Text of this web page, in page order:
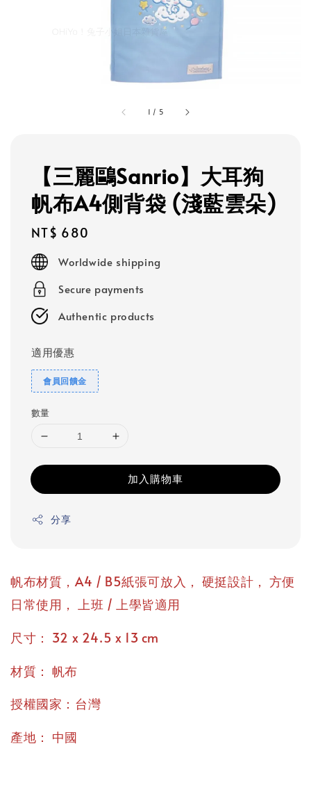
1 / 5
【三麗鷗Sanrio】大耳狗
帆布A4側背袋 (淺藍雲朵)
Regular
price
NT$ 680
Worldwide shipping
Secure payments
Authentic products
適用優惠
會員回饋金
數量
加入購物車
分享
帆布材質，A4 / B5紙張可放入 ， 硬挺設計 ， 方便
日常使用 ， 上班 / 上學皆適用
尺寸 ： 32 x 24.5 x 13 cm
材質 ： 帆布
授權國家：台灣
產地 ： 中國